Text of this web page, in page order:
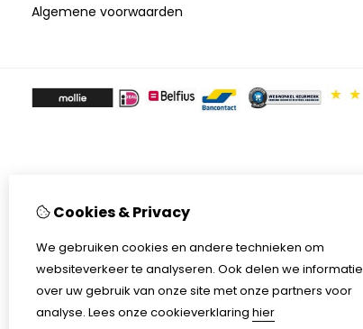
Algemene voorwaarden
Cookies & Privacy
We gebruiken cookies en andere technieken om
websiteverkeer te analyseren. Ook delen we informatie
over uw gebruik van onze site met onze partners voor
analyse. Lees onze cookieverklaring hier